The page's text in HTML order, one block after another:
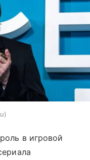
в игровой